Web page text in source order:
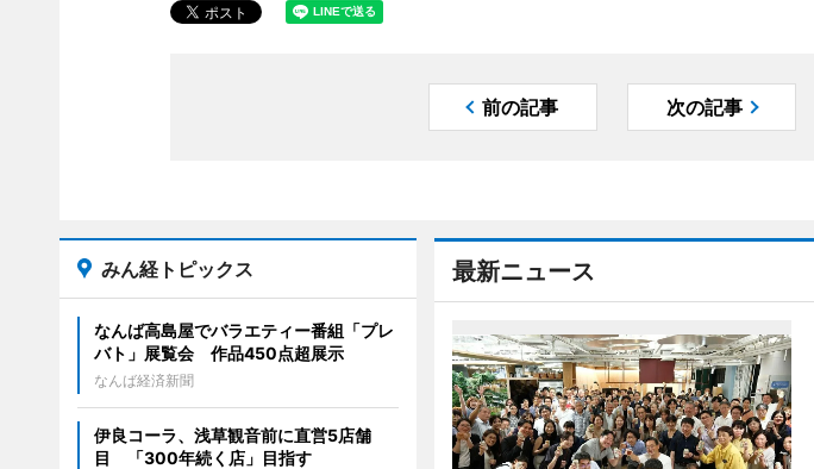
前の記事 次の記事
最新ニュース
みん経トピックス
なんば高島屋でバラエティー番組「プレ
バト」展覧会 作品450点超展示
なんば経済新聞
伊良コーラ、浅草観音前に直営5店舗
目 「300年続く店」目指す